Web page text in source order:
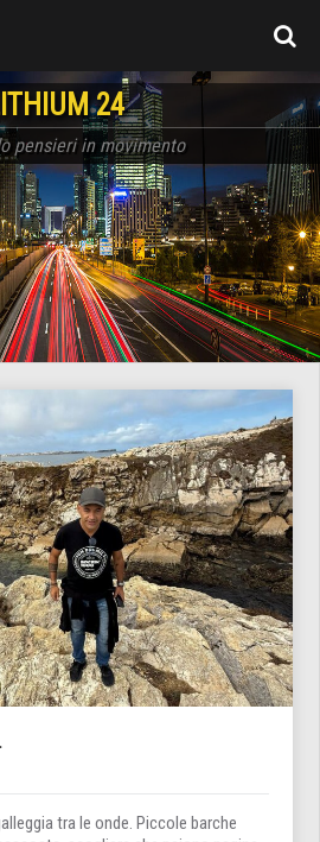
24
pensieri in movimento
tra le onde. Piccole barche